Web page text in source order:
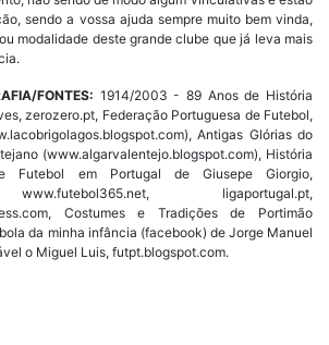
sendo a vossa ajuda sempre muito bem vinda,
modalidade deste grande clube que já leva mais
FONTES: 1914/2003 - 89 Anos de História
zerozero.pt, Federação Portuguesa de Futebol,
Antigas Glórias do
(www.algarvalentejo.blogspot.com), História
Futebol em Portugal de Giusepe Giorgio,
ligaportugal.pt,
Costumes e Tradições de Portimão
da minha infância (facebook) de Jorge Manuel
o Miguel Luis, futpt.blogspot.com.